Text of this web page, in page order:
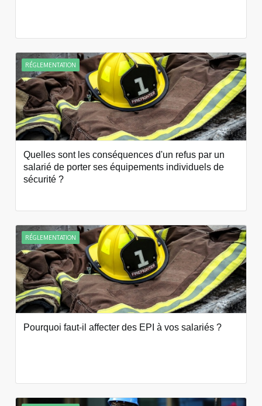
RÉGLEMENTATION
Quelles sont les conséquences d'un refus par un
salarié de porter ses équipements individuels de
sécurité ?
RÉGLEMENTATION
Pourquoi faut-il affecter des EPI à vos salariés ?